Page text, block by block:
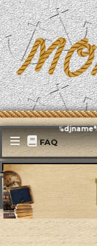
FAQ
Эфирит: ♫ %djname%
MonParis2025